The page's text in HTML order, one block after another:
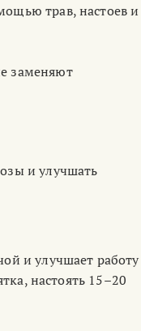
трав, настоев и
заменяют
и улучшать
и улучшает работу
настоять 15–20